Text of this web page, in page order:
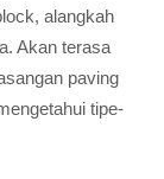
alangkah
Akan terasa
paving
tipe-